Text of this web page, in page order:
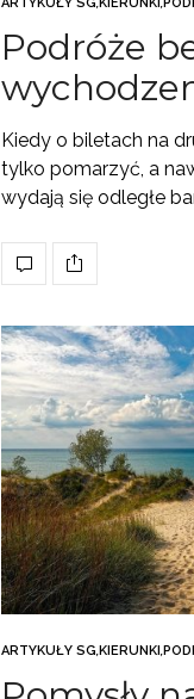
Podróże
Kiedy o biletach na
tylko pomarzyć, a
wydają się odległe
ARTYKUŁY SG,KIERUNKI,